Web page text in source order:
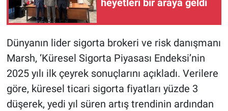
heyetleri bir araya geldi
Dünyanın lider sigorta brokeri ve risk danışmanı
Marsh, ‘Küresel Sigorta Piyasası Endeksi’nin
2025 yılı ilk çeyrek sonuçlarını açıkladı. Verilere
göre, küresel ticari sigorta fiyatları yüzde 3
düşerek, yedi yıl süren artış trendinin ardından